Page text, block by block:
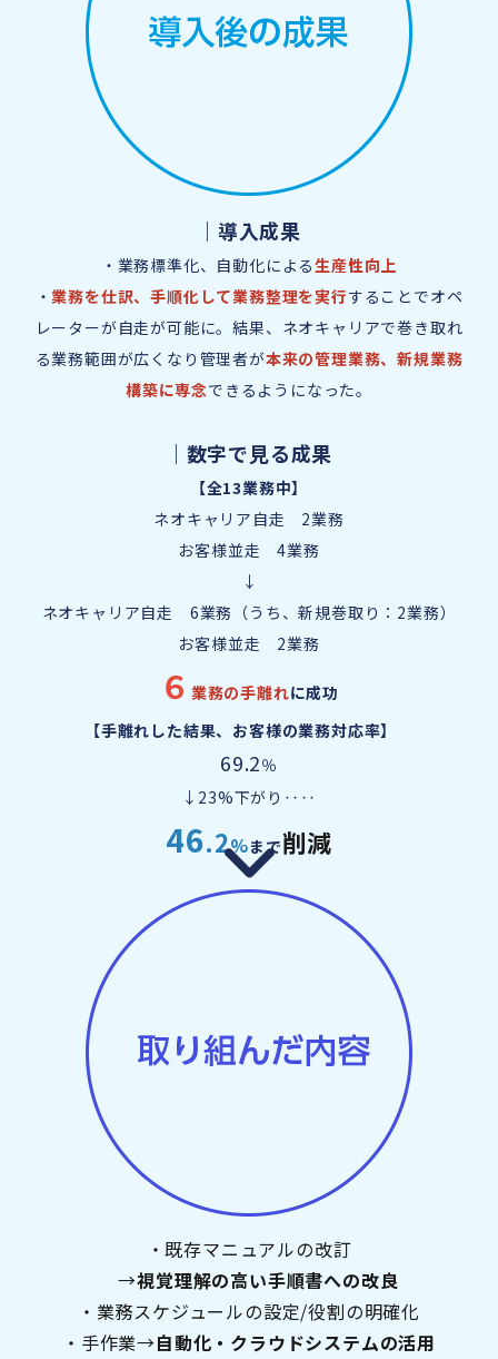
｜導入成果
・業務標準化、自動化による生産性向上
・業務を仕訳、手順化して業務整理を実行することでオペ
レーターが自走が可能に。結果、ネオキャリアで巻き取れ
る業務範囲が広くなり管理者が本来の管理業務、新規業務
構築に専念できるようになった。
｜数字で見る成果
【全13業務中】
ネオキャリア自走 2業務
お客様並走 4業務
↓
ネオキャリア自走 6業務（うち、新規巻取り：2業務）
お客様並走 2業務
６ 業務の手離れに成功
【手離れした結果、お客様の業務対応率】
69.2％
↓23%下がり‥‥
46.2%まで削減
・既存マニュアルの改訂
→視覚理解の高い手順書への改良
・業務スケジュールの設定/役割の明確化
・手作業→自動化・クラウドシステムの活用